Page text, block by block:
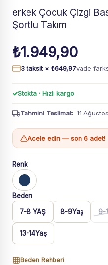
erkek Çocuk Çizgi
Şortlu Takım
₺1.949,90
3 taksit ×₺649,97vade
Stokta · Hızlı kargo
Tahmini Teslimat: 11
Acele edin — son 6 adet!
Renk
Beden
7-8 YAŞ
8-9Yaş 9-
13-14Yaş
Beden Rehberi